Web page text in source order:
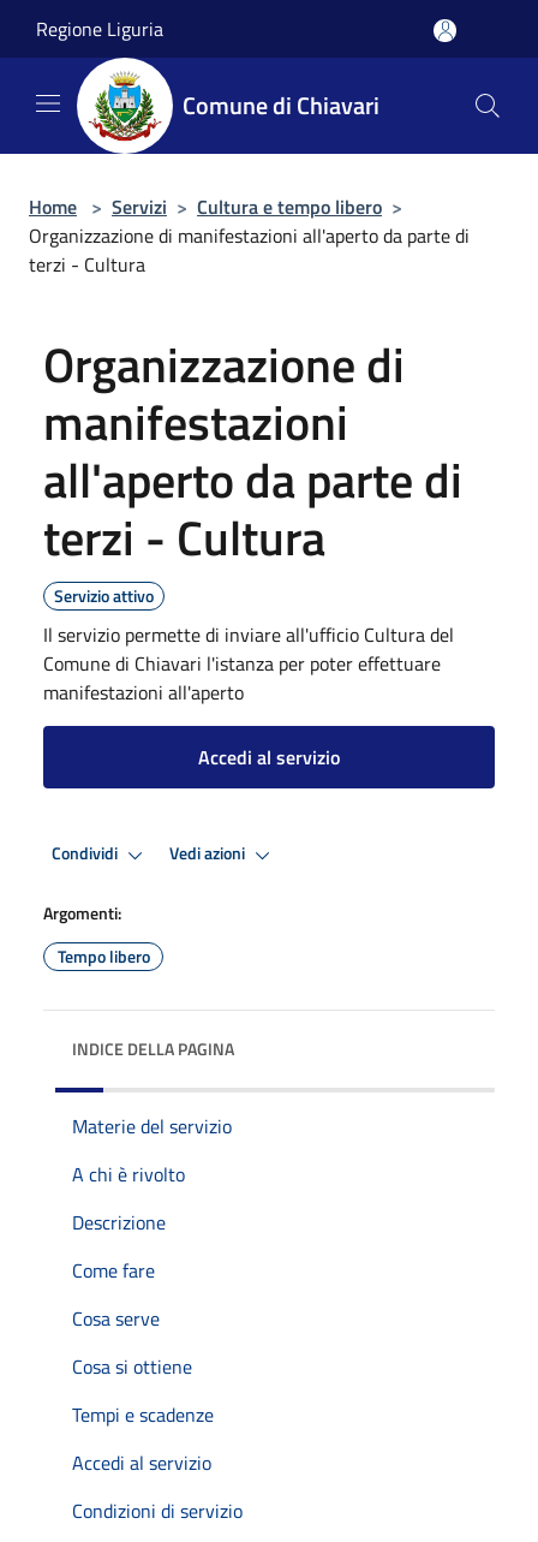
Regione Liguria
Comune di Chiavari
Home > Servizi > Cultura e tempo libero >
Organizzazione di manifestazioni all'aperto da parte di
terzi - Cultura
Organizzazione di
manifestazioni
all'aperto da parte di
terzi - Cultura
Servizio attivo
Il servizio permette di inviare all'ufficio Cultura del
Comune di Chiavari l'istanza per poter effettuare
manifestazioni all'aperto
Accedi al servizio
Condividi Vedi azioni
Argomenti:
Tempo libero
INDICE DELLA PAGINA
Materie del servizio
A chi è rivolto
Descrizione
Come fare
Cosa serve
Cosa si ottiene
Tempi e scadenze
Accedi al servizio
Condizioni di servizio